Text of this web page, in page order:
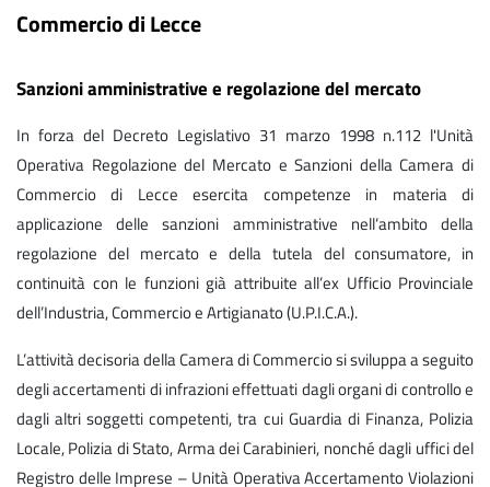
Commercio di Lecce
Sanzioni amministrative e regolazione del mercato
In forza del Decreto Legislativo 31 marzo 1998 n.112 l'Unità
Operativa Regolazione del Mercato e Sanzioni della Camera di
Commercio di Lecce esercita competenze in materia di
applicazione delle sanzioni amministrative nell’ambito della
regolazione del mercato e della tutela del consumatore, in
continuità con le funzioni già attribuite all’ex Ufficio Provinciale
dell’Industria, Commercio e Artigianato (U.P.I.C.A.).
L’attività decisoria della Camera di Commercio si sviluppa a seguito
degli accertamenti di infrazioni effettuati dagli organi di controllo e
dagli altri soggetti competenti, tra cui Guardia di Finanza, Polizia
Locale, Polizia di Stato, Arma dei Carabinieri, nonché dagli uffici del
Registro delle Imprese – Unità Operativa Accertamento Violazioni